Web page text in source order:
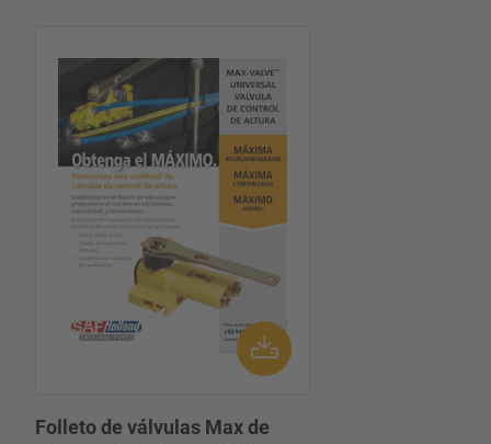
Folleto de válvulas Max de